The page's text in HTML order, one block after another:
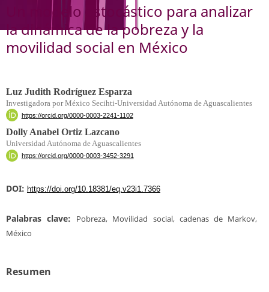
Un modelo estocástico para analizar
la dinámica de la pobreza y la
movilidad social en México
Luz Judith Rodríguez Esparza
Investigadora por México Secihti-Universidad Autónoma de Aguascalientes
https://orcid.org/0000-0003-2241-1102
Dolly Anabel Ortiz Lazcano
Universidad Autónoma de Aguascalientes
https://orcid.org/0000-0003-3452-3291
DOI: https://doi.org/10.18381/eq.v23i1.7366
Palabras clave: Pobreza, Movilidad social, cadenas de Markov,
México
Resumen